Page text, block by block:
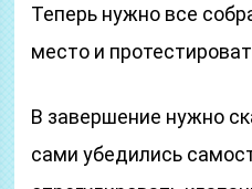
Теперь нужно все
место и
В завершение нужно
сами убедились